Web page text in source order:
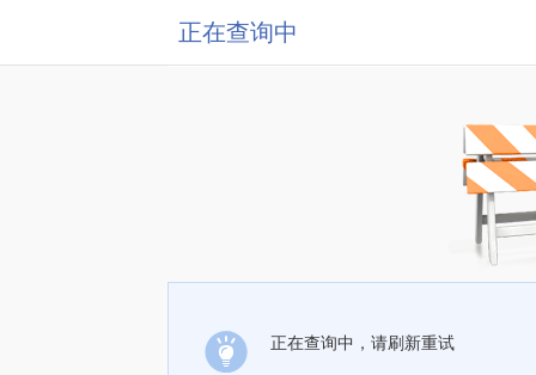
正在查询中
正在查询中，请刷新重试